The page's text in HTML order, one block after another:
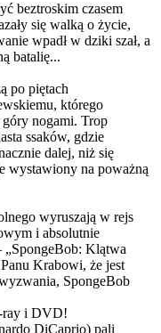
beztroskim czasem
się walką o życie,
wpadł w dziki szał, a
batalię...
po piętach
którego
nogami. Trop
ssaków, gdzie
dalej, niż się
wystawiony na poważną
wyruszają w rejs
i absolutnie
Klątwa
Krabowi, że jest
SpongeBob
ray i DVD!
DiCaprio) pali